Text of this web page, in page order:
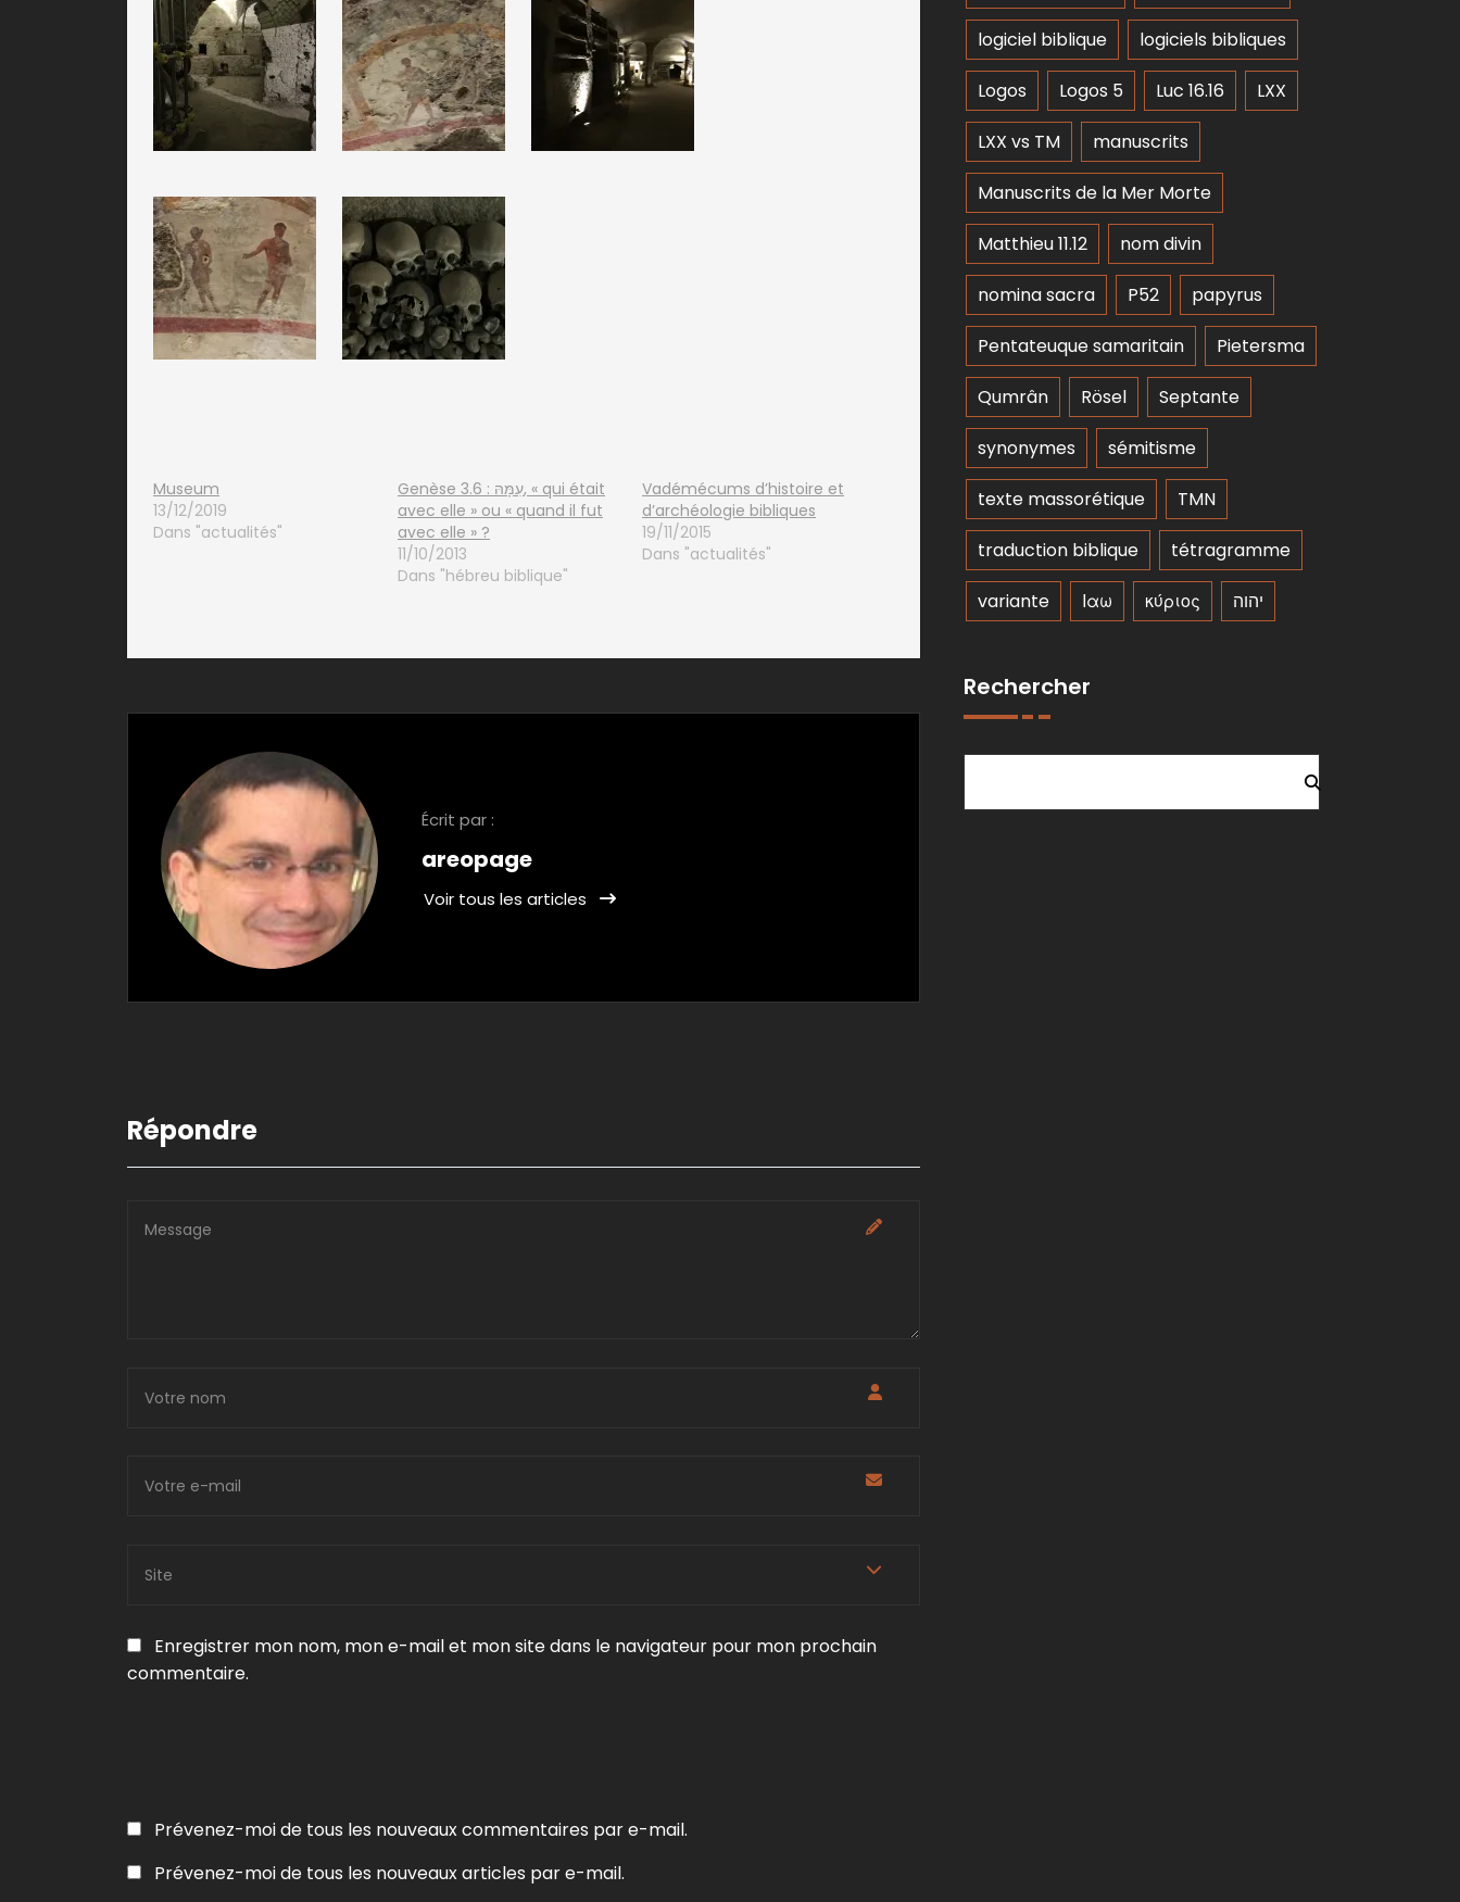
Museum
13/12/2019
Dans "actualités"
Genèse 3.6 : עִמָּהּ, « qui était
avec elle » ou « quand il fut
avec elle » ?
11/10/2013
Dans "hébreu biblique"
Vadémécums d’histoire et
d’archéologie bibliques
19/11/2015
Dans "actualités"
Écrit par :
areopage
Voir tous les articles
Répondre
Enregistrer mon nom, mon e-mail et mon site dans le navigateur pour mon prochain
commentaire.
Prévenez-moi de tous les nouveaux commentaires par e-mail.
Prévenez-moi de tous les nouveaux articles par e-mail.
logiciel biblique logiciels bibliques
Logos Logos 5 Luc 16.16 LXX
LXX vs TM manuscrits
Manuscrits de la Mer Morte
Matthieu 11.12 nom divin
nomina sacra P52 papyrus
Pentateuque samaritain Pietersma
Qumrân Rösel Septante
synonymes sémitisme
texte massorétique TMN
traduction biblique tétragramme
variante Ιαω κύριος יהוה
Rechercher